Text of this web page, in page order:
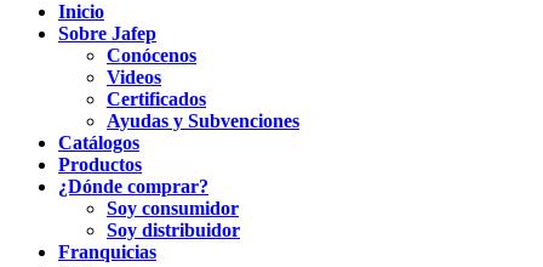
Inicio
Sobre Jafep
Conócenos
Videos
Certificados
Ayudas y Subvenciones
Catálogos
Productos
¿Dónde comprar?
Soy consumidor
Soy distribuidor
Franquicias